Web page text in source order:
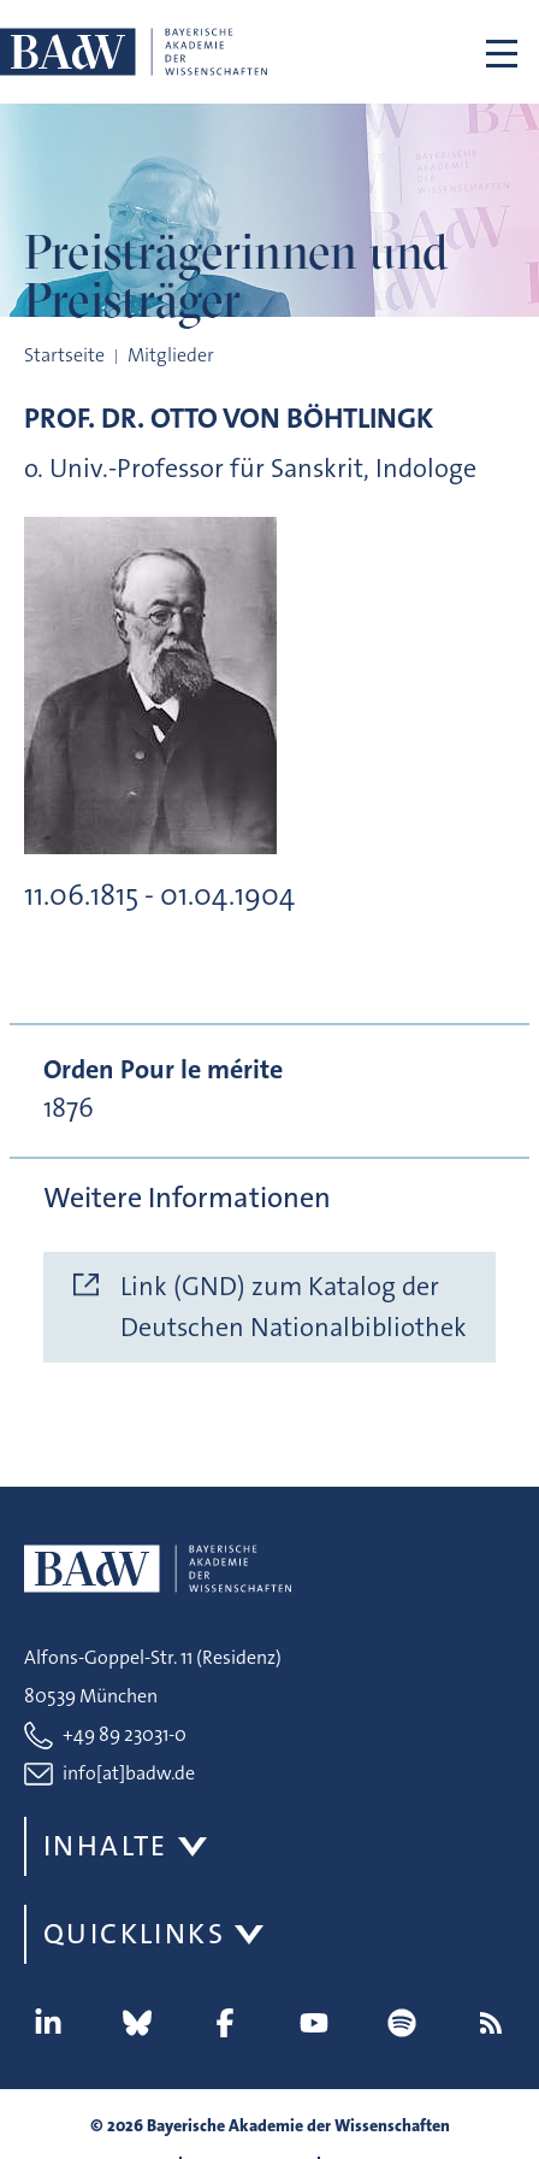
Preisträgerinnen und
Preisträger
Startseite Mitglieder
PROF. DR.OTTO VON BÖHTLINGK
o. Univ.-Professor für Sanskrit, Indologe
11.06.1815 - 01.04.1904
Orden Pour le mérite
1876
Weitere Informationen
Link (GND) zum Katalog der
Deutschen Nationalbibliothek
Alfons-Goppel-Str. 11 (Residenz)
80539 München
+49 89 23031-0
info[at]badw.de
INHALTE
QUICKLINKS
© 2026 Bayerische Akademie der Wissenschaften